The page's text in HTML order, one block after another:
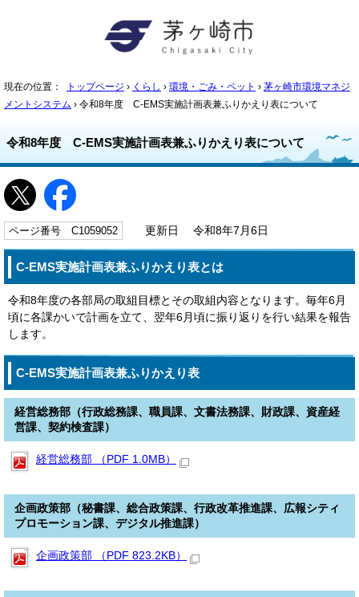
現在の位置： トップページ › くらし › 環境・ごみ・ペット › 茅ヶ崎市環境マネジ
メントシステム › 令和8年度 C-EMS実施計画表兼ふりかえり表について
令和8年度 C-EMS実施計画表兼ふりかえり表について
ページ番号 C1059052 更新日 令和8年7月6日
C-EMS実施計画表兼ふりかえり表とは
令和8年度の各部局の取組目標とその取組内容となります。毎年6月
頃に各課かいで計画を立て、翌年6月頃に振り返りを行い結果を報告
します。
C-EMS実施計画表兼ふりかえり表
経営総務部（行政総務課、職員課、文書法務課、財政課、資産経
営課、契約検査課）
経営総務部 （PDF 1.0MB）
企画政策部（秘書課、総合政策課、行政改革推進課、広報シティ
プロモーション課、デジタル推進課）
企画政策部 （PDF 823.2KB）